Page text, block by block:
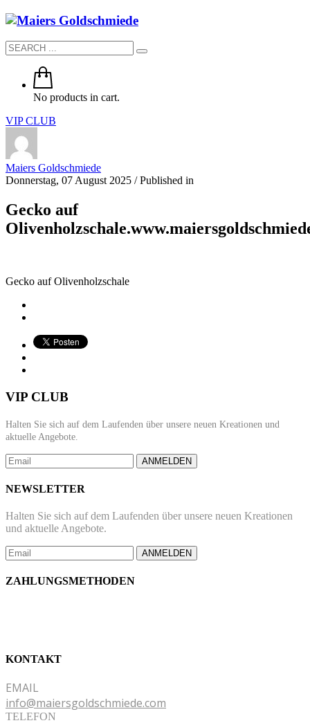
No products in cart.
VIP CLUB
Maiers Goldschmiede
Donnerstag, 07 August 2025 /Published in
Gecko auf
Gecko auf Olivenholzschale
VIP CLUB
Halten Sie sich auf dem Laufenden über unsere neuen Kreationen und
aktuelle Angebote.
ANMELDEN
NEWSLETTER
Halten Sie sich auf dem Laufenden über unsere neuen Kreationen
und aktuelle Angebote.
ANMELDEN
ZAHLUNGSMETHODEN
KONTAKT
EMAIL
info@maiersgoldschmiede.com
TELEFON